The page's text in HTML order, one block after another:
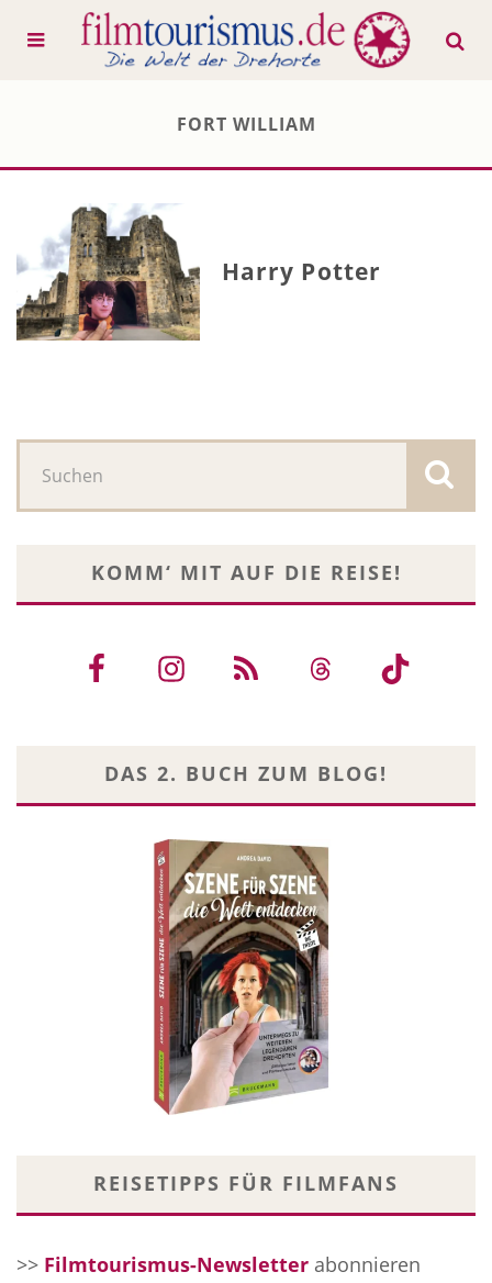
FORT WILLIAM
Harry Potter
KOMM‘ MIT AUF DIE REISE!
DAS 2. BUCH ZUM BLOG!
REISETIPPS FÜR FILMFANS
>> Filmtourismus-Newsletter abonnieren